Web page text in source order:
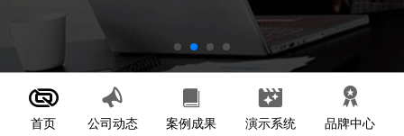
首页 公司动态 案例成果 演示系统 品牌中心